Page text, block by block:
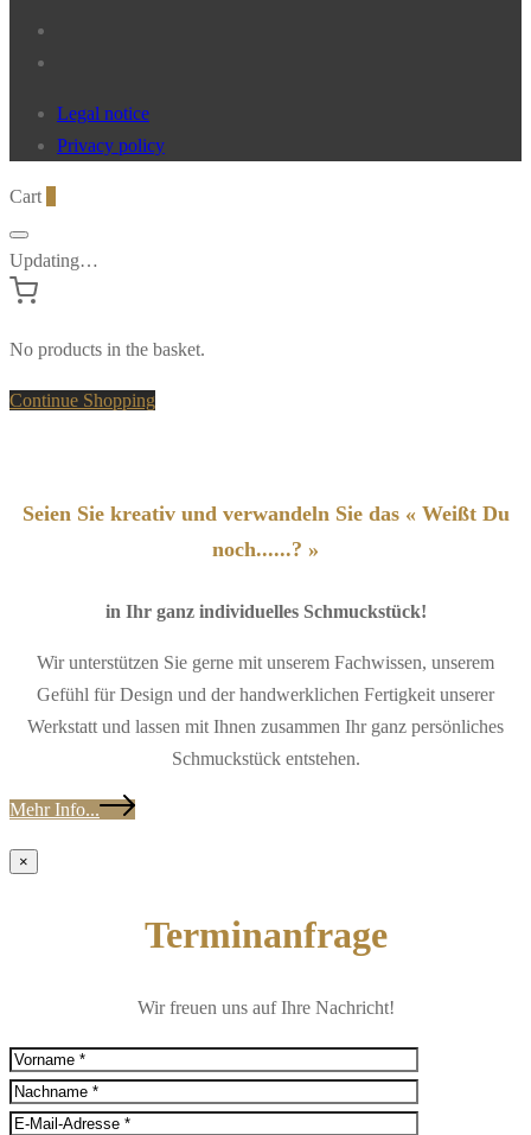
Legal notice
Privacy policy
Cart
Updating…
No products in the basket.
Continue Shopping
Seien Sie kreativ und verwandeln Sie das « Weißt Du
noch......? »
in Ihr ganz individuelles Schmuckstück!
Wir unterstützen Sie gerne mit unserem Fachwissen, unserem
Gefühl für Design und der handwerklichen Fertigkeit unserer
Werkstatt und lassen mit Ihnen zusammen Ihr ganz persönliches
Schmuckstück entstehen.
Mehr Info...
×
Terminanfrage
Wir freuen uns auf Ihre Nachricht!